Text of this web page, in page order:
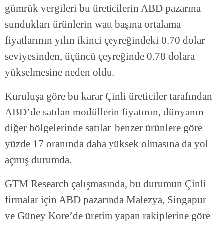
gümrük vergileri bu üreticilerin ABD pazarına
sundukları ürünlerin watt başına ortalama
fiyatlarının yılın ikinci çeyreğindeki 0.70 dolar
seviyesinden, üçüncü çeyreğinde 0.78 dolara
yükselmesine neden oldu.
Kuruluşa göre bu karar Çinli üreticiler tarafından
ABD’de satılan modüllerin fiyatının, dünyanın
diğer bölgelerinde satılan benzer ürünlere göre
yüzde 17 oranında daha yüksek olmasına da yol
açmış durumda.
GTM Research çalışmasında, bu durumun Çinli
firmalar için ABD pazarında Malezya, Singapur
ve Güney Kore’de üretim yapan rakiplerine göre